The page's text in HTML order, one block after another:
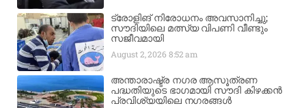
ട്രോളിങ് നിരോധനം അവസാനിച്ചു;
സൗദിയിലെ മത്സ്യ വിപണി വീണ്ടും
സജീവമായി
August 2, 2026 8:52 am
അന്താരാഷ്ട്ര നഗര ആസൂത്രണ
പദ്ധതിയുടെ ഭാഗമായി സൗദി കിഴക്കൻ
പ്രവിശ്യയിലെ നഗരങ്ങൾ